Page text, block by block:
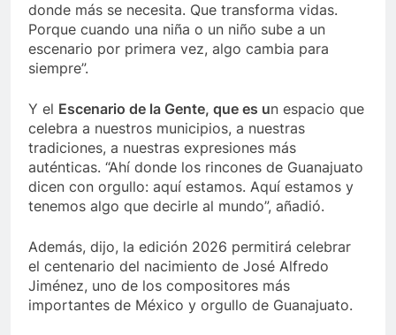
donde más se necesita. Que transforma vidas.
Porque cuando una niña o un niño sube a un
escenario por primera vez, algo cambia para
siempre”.
Y el Escenario de la Gente, que es un espacio que
celebra a nuestros municipios, a nuestras
tradiciones, a nuestras expresiones más
auténticas. “Ahí donde los rincones de Guanajuato
dicen con orgullo: aquí estamos. Aquí estamos y
tenemos algo que decirle al mundo”, añadió.
Además, dijo, la edición 2026 permitirá celebrar
el centenario del nacimiento de José Alfredo
Jiménez, uno de los compositores más
importantes de México y orgullo de Guanajuato.